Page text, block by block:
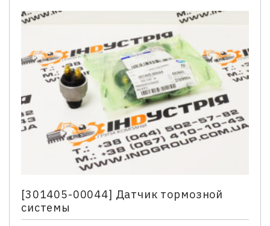
[301405-00044] Датчик тормозной
системы